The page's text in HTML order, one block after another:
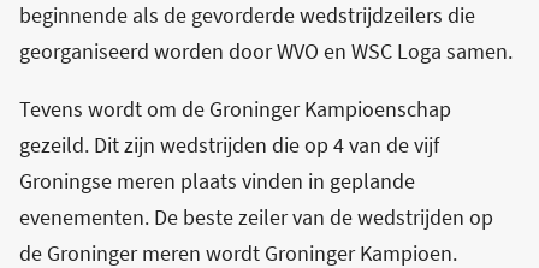
beginnende als de gevorderde wedstrijdzeilers die
georganiseerd worden door WVO en WSC Loga samen.
Tevens wordt om de Groninger Kampioenschap
gezeild. Dit zijn wedstrijden die op 4 van de vijf
Groningse meren plaats vinden in geplande
evenementen. De beste zeiler van de wedstrijden op
de Groninger meren wordt Groninger Kampioen.